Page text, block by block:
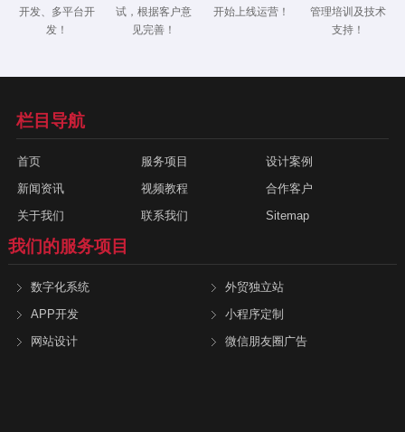
开发、多平台开
发！
试，根据客户意
见完善！
开始上线运营！
管理培训及技术
支持！
栏目导航
首页 服务项目
设计案例
新闻资讯
视频教程
合作客户
关于我们
联系我们 Sitemap
我们的服务项目
数字化系统
外贸独立站
APP开发
小程序定制
网站设计
微信朋友圈广告